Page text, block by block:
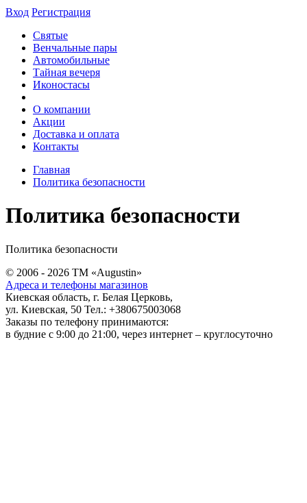
Вход Регистрация
Святые
Венчальные пары
Автомобильные
Тайная вечеря
Иконостасы
O компании
Акции
Доставка и оплата
Контакты
Главная
Политика безопасности
Политика безопасности
Политика безопасности
© 2006 - 2026 ТМ «Augustin»
Адреса и телефоны магазинов
Киевская область, г. Белая Церковь,
ул. Киевская, 50 Тел.: +380675003068
Заказы по телефону принимаются:
в будние c 9:00 до 21:00, через интернет – круглосуточно